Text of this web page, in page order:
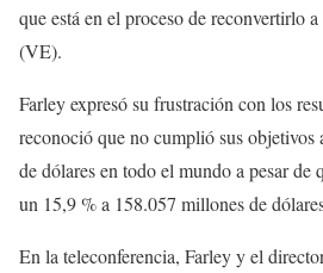
que está en el proceso de reconvertirlo
(VE).
Farley expresó su frustración con los
reconoció que no cumplió sus
de dólares en todo el mundo a pesar de
un 15,9 % a 158.057 millones de
En la teleconferencia, Farley y el